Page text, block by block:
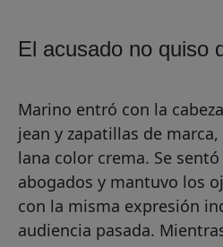
El acusado no quiso
Marino entró con la
jean y zapatillas de
lana color crema. Se
abogados y mantuvo los
con la misma expresión
audiencia pasada.